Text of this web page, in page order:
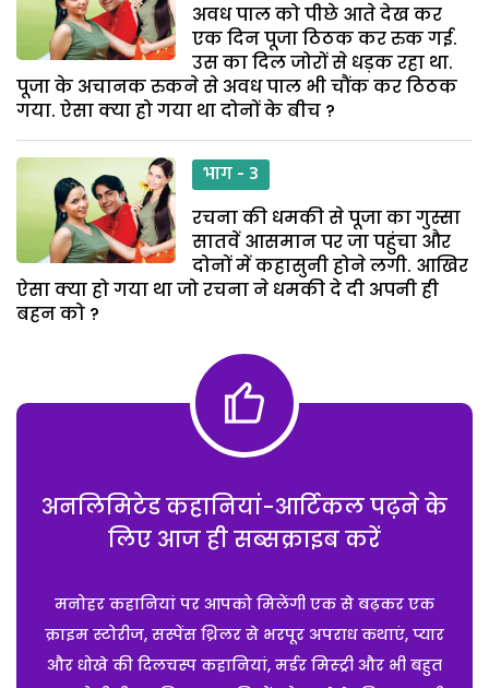
अवध पाल को पीछे आते देख कर
एक दिन पूजा ठिठक कर रुक गई.
उस का दिल जोरों से धड़क रहा था.
पूजा के अचानक रुकने से अवध पाल भी चौंक कर ठिठक
गया. ऐसा क्या हो गया था दोनों के बीच ?
भाग - 3
रचना की धमकी से पूजा का गुस्सा
सातवें आसमान पर जा पहुंचा और
दोनों में कहासुनी होने लगी. आखिर
ऐसा क्या हो गया था जो रचना ने धमकी दे दी अपनी ही
बहन को ?
अनलिमिटेड कहानियां-आर्टिकल पढ़ने के
लिए आज ही सब्सक्राइब करें
मनोहर कहानियां पर आपको मिलेंगी एक से बढ़कर एक
क्राइम स्टोरीज, सस्पेंस थ्रिलर से भरपूर अपराध कथाएं, प्यार
और धोखे की दिलचस्प कहानियां, मर्डर मिस्ट्री और भी बहुत